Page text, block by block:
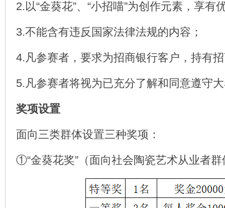
2.以“金葵花”、“小招喵”为创作元素，享有
3.不能含有违反国家法律法规的内容；
4.凡参赛者，要求为招商银行客户，持有
5.凡参赛者将视为已充分了解和同意遵守
奖项设置
面向三类群体设置三种奖项：
①“金葵花奖”（面向社会陶瓷艺术从业者群